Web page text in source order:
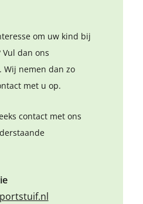
om uw kind bij
dan ons
nemen dan zo
met u op.
contact met ons